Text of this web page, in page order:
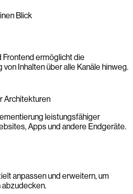
Blick
Frontend ermöglicht die
Inhalten über alle Kanäle hinweg.
Architekturen
leistungsfähiger
Apps und andere Endgeräte.
anpassen und erweitern, um
abzudecken.